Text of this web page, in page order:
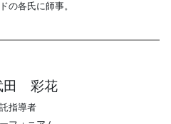
の各氏に師事。
田 彩花
指導者